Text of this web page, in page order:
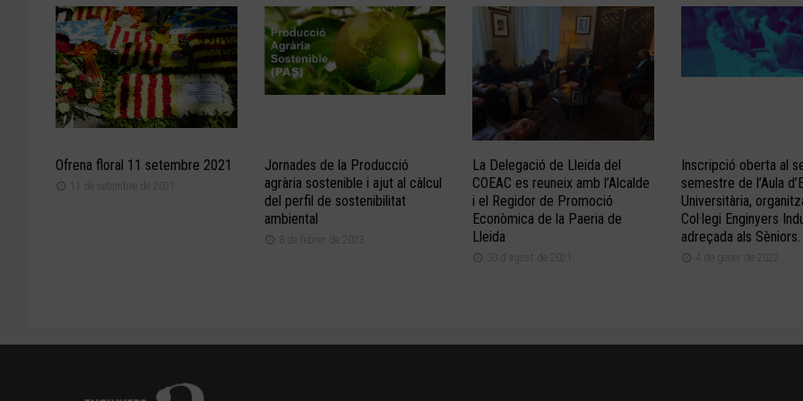
Ofrena floral 11 setembre 2021
11 de setembre de 2021
Jornades de la Producció
agrària sostenible i ajut al càlcul
del perfil de sostenibilitat
ambiental
8 de febrer de 2023
La Delegació de Lleida del
COEAC es reuneix amb l’Alcalde
i el Regidor de Promoció
Econòmica de la Paeria de
Lleida
30 d'agost de 2021
Inscripció oberta al
semestre de l’Aula
Universitària,
Col·legi Enginyers
adreçada als Sèniors.
4 de gener de 2022